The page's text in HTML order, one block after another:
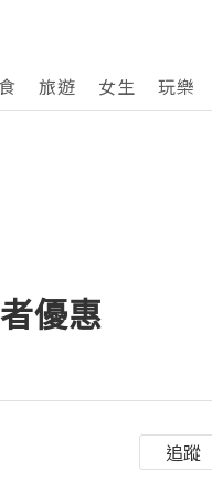
旅遊 女生 玩樂
優惠
追蹤